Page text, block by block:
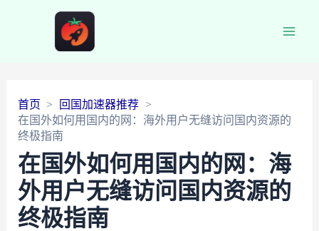
首页
回国加速器推荐
在国外如何用国内的网：海外用户无缝访问国内资源的
终极指南
在国外如何用国内的网：海
外用户无缝访问国内资源的
终极指南